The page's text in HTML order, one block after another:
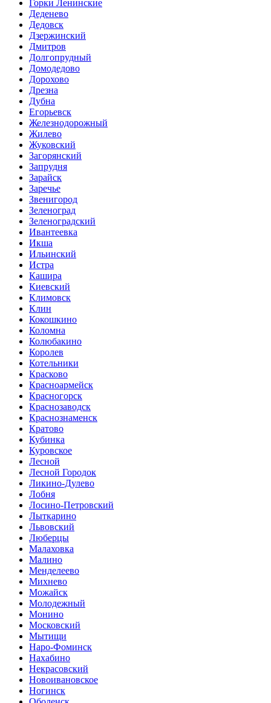
Горки Ленинские
Деденево
Дедовск
Дзержинский
Дмитров
Долгопрудный
Домодедово
Дорохово
Дрезна
Дубна
Егорьевск
Железнодорожный
Жилево
Жуковский
Загорянский
Запрудня
Зарайск
Заречье
Звенигород
Зеленоград
Зеленоградский
Ивантеевка
Икша
Ильинский
Истра
Кашира
Киевский
Климовск
Клин
Кокошкино
Коломна
Колюбакино
Королев
Котельники
Красково
Красноармейск
Красногорск
Краснозаводск
Краснознаменск
Кратово
Кубинка
Куровское
Лесной
Лесной Городок
Ликино-Дулево
Лобня
Лосино-Петровский
Лыткарино
Львовский
Люберцы
Малаховка
Малино
Менделеево
Михнево
Можайск
Молодежный
Монино
Московский
Мытищи
Наро-Фоминск
Нахабино
Некрасовский
Новоивановское
Ногинск